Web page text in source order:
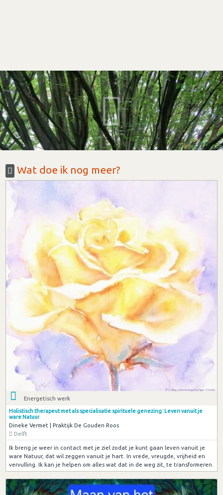
Wat doe ik nog meer?
Energetisch werk
Holistisch therapeut met als specialisatie spirituele genezing: Leven vanuit je
ware Natuur
Dineke Vermet | Praktijk De Gouden Roos
Delft
Ik breng je weer in contact met je ziel zodat je kunt gaan leven vanuit je
ware Natuur, dat wil zeggen vanuit je hart. In vrede, vreugde, vrijheid en
vervulling. Ik kan je helpen om alles wat dat in de weg zit, te transformeren.